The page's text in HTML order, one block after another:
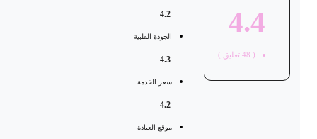
4.4
48 تعليق )
الجودة الطبية
سعر الخدمة
موقع العيادة